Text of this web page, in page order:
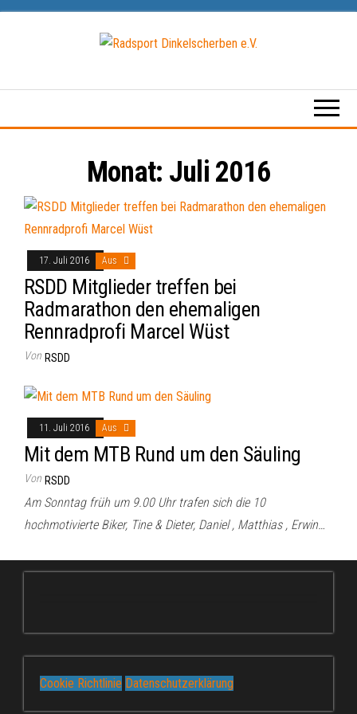
e.V.
Monat: Juli 2016
17. Juli 2016 Aus
RSDD Mitglieder treffen bei
Radmarathon den ehemaligen
Rennradprofi Marcel Wüst
Von RSDD
11. Juli 2016 Aus
Mit dem MTB Rund um den Säuling
Von RSDD
Am Sonntag früh um 9.00 Uhr trafen sich die 10
hochmotivierte Biker, Tine & Dieter, Daniel , Matthias , Erwin…
Cookie Richtlinie Datenschutzerklärung